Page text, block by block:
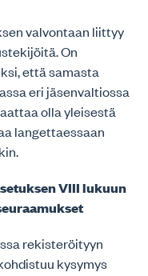
valvontaan liittyy
On
että samasta
eri jäsenvaltiossa
olla yleisestä
langettaessaan
VIII lukuun
rekisteröityyn
kysymys